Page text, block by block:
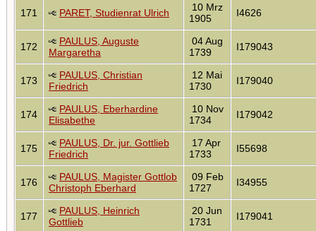
171 PARET, Studienrat Ulrich
10 Mrz
1905
I4626
172
PAULUS, Auguste
Margaretha
04 Aug
1739
I179043
173
PAULUS, Christian
Friedrich
12 Mai
1730
I179040
174
PAULUS, Eberhardine
Elisabethe
10 Nov
1734
I179042
175
PAULUS, Dr. jur. Gottlieb
Friedrich
17 Apr
1733
I55698
176
PAULUS, Magister Gottlob
Christoph Eberhard
09 Feb
1727
I34955
177
PAULUS, Heinrich
Gottlieb
20 Jun
1731
I179041